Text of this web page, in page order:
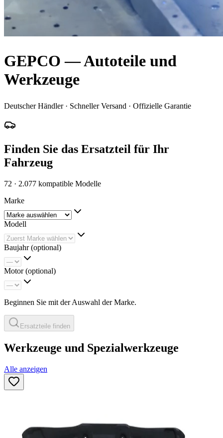
GEPCO — Autoteile und
Werkzeuge
Deutscher Händler · Schneller Versand · Offizielle Garantie
Finden Sie das Ersatzteil für Ihr
Fahrzeug
72 · 2.077 kompatible Modelle
Marke
Modell
Baujahr (optional)
Motor (optional)
Beginnen Sie mit der Auswahl der Marke.
Ersatzteile finden
Werkzeuge und Spezialwerkzeuge
Alle anzeigen